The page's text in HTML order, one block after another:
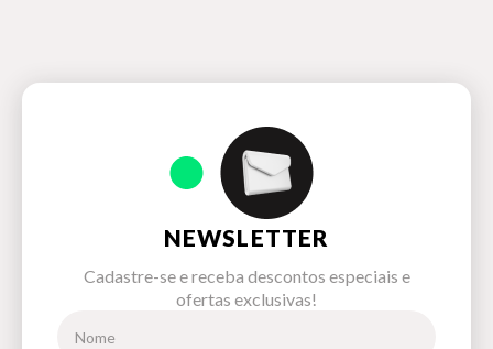
NEWSLETTER
Cadastre-se e receba descontos especiais e
ofertas exclusivas!